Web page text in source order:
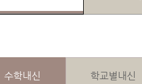
수학내신 학교별내신